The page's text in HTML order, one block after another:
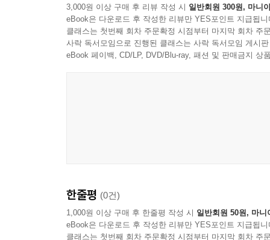
생물다양성의 파괴, 위협받는 인류의 건강과 식량
6장은 기후변화의 티핑포인트(tipping point)를 살
의미하는 것으로, 저자는 빙상의 해빙(解氷), 해양
마지막 9장은 기후변화 위기 해결을 위해 정부, 기
3,000원 이상 구매 후 리뷰 작성 시 일반회원 300원, 마니
eBook은 다운로드 후 작성한 리뷰만 YES포인트 지급됩니
클래스는 첫번째 회차 주문확정 시점부터 마지막 회차 주
사락 독서모임으로 진행된 클래스는 사락 독서모임 게시
eBook 페이백, CD/LP, DVD/Blu-ray, 패션 및 판매금지 상
한줄평 (0건)
1,000원 이상 구매 후 한줄평 작성 시 일반회원 50원, 마니
eBook은 다운로드 후 작성한 리뷰만 YES포인트 지급됩니
클래스는 첫번째 회차 주문확정 시점부터 마지막 회차 주